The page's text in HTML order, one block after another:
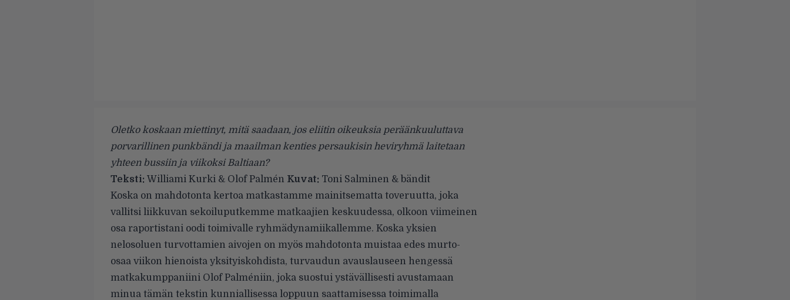
Oletko koskaan miettinyt, mitä saadaan, jos eliitin oikeuksia peräänkuuluttava
porvarillinen punkbändi ja maailman kenties persaukisin heviryhmä laitetaan
yhteen bussiin ja viikoksi Baltiaan?
Teksti: Williami Kurki & Olof Palmén Kuvat: Toni Salminen & bändit
Koska on mahdotonta kertoa matkastamme mainitsematta toveruutta, joka
vallitsi liikkuvan sekoiluputkemme matkaajien keskuudessa, olkoon viimeinen
osa raportistani oodi toimivalle ryhmädynamiikallemme. Koska yksien
nelosoluen turvottamien aivojen on myös mahdotonta muistaa edes murto-
osaa viikon hienoista yksityiskohdista, turvaudun avauslauseen hengessä
matkakumppaniini Olof Palméniin, joka suostui ystävällisesti avustamaan
minua tämän tekstin kunniallisessa loppuun saattamisessa toimimalla